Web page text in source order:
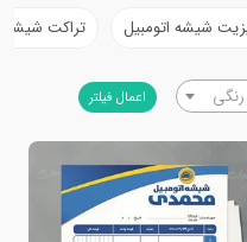
شیشه اتومبیل تراکت شیشه
اعمال فیلتر